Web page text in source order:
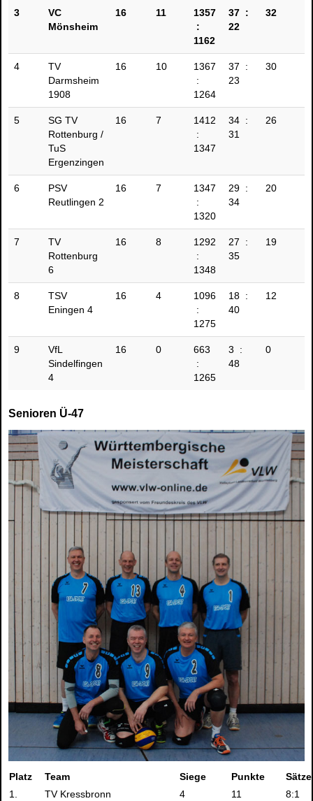
3
VC
Mönsheim
16 11
1357
:
1162
37 :
22
32
4
TV
Darmsheim
1908
16 10
1367
:
1264
37 :
23
30
5
SG TV
Rottenburg /
TuS
Ergenzingen
16 7
1412
:
1347
34 :
31
26
6
PSV
Reutlingen 2
16 7
1347
:
1320
29 :
34
20
7
TV
Rottenburg
6
16 8
1292
:
1348
27 :
35
19
8
TSV
Eningen 4
16 4
1096
:
1275
18 :
40
12
9
VfL
Sindelfingen
4
16 0
663
:
1265
3 :
48
0
Senioren Ü-47
Platz Team Siege Punkte
Sätze
1.
TV Kressbronn 4 11
8:1